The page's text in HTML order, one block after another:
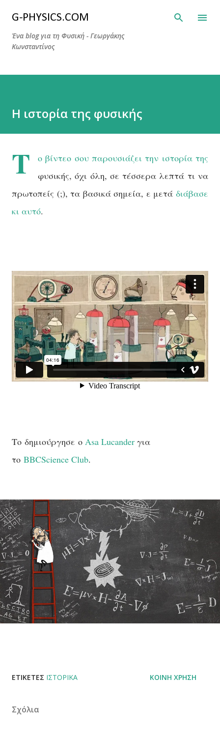
Μετάβαση στο κύριο περιεχόμενο
G-PHYSICS.COM
Ένα blog για τη Φυσική - Γεωργάκης
Κωνσταντίνος
Η ιστορία της φυσικής
Τ
ο βίντεο σου παρουσιάζει την ιστορία της
φυσικής, όχι όλη, σε τέσσερα λεπτά τι να
πρωτοπείς (;), τα βασικά σημεία, ε μετά διάβασε
κι αυτό.
Το δημιούργησε ο Asa Lucander για
το BBCScience Club.
ΕΤΙΚΈΤΕΣ ΙΣΤΟΡΙΚΆ ΚΟΙΝΉ ΧΡΉΣΗ
Σχόλια